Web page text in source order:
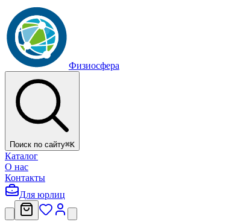
Физиосфера
Поиск по сайту⌘K
Каталог
О нас
Контакты
Для юрлиц